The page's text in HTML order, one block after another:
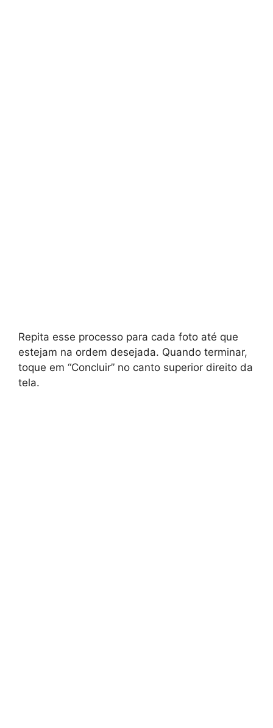
Repita esse processo para cada foto até que
estejam na ordem desejada. Quando terminar,
toque em “Concluir” no canto superior direito da
tela.